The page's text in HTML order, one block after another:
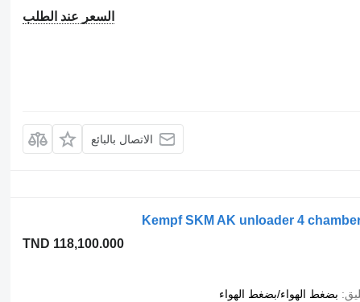
السعر عند الطلب
الاتصال بالبائع
Kempf SKM AK unloader 4
TND 118,100.000
بضغط الهواء/بضغط الهواء